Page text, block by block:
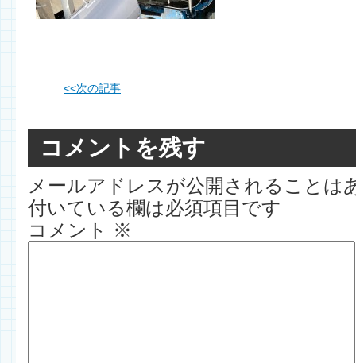
<<次の記事
コメントを残す
メールアドレスが公開されることは
付いている欄は必須項目です
コメント
※